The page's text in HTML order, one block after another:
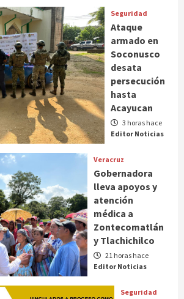
Seguridad
Ataque
armado en
Soconusco
desata
persecución
hasta
Acayucan
3 horas hace
Editor Noticias
Veracruz
Gobernadora
lleva apoyos y
atención
médica a
Zontecomatlán
y Tlachichilco
21 horas hace
Editor Noticias
Seguridad